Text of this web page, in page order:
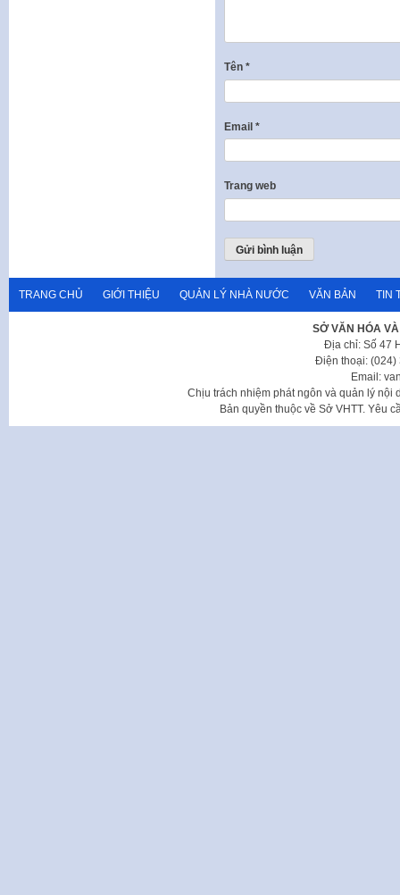
Tên *
Email *
Trang web
TRANG CHỦ GIỚI THIỆU QUẢN LÝ NHÀ NƯỚC VĂN BẢN TIN
SỞ VĂN HÓA
Địa chỉ: Số 47
Điện thoại: (024)
Email:
Chịu trách nhiệm phát ngôn và quản lý nội
Bản quyền thuộc về Sở VHTT. Yêu